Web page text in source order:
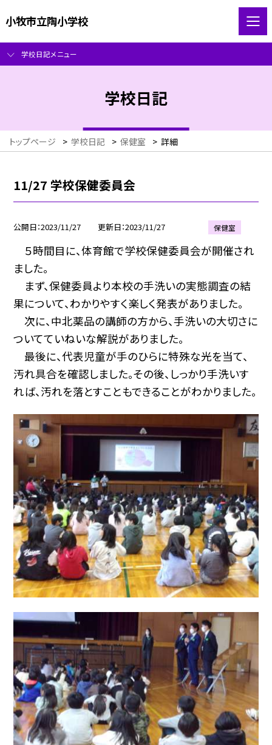
小牧市立陶小学校
学校日記メニュー
学校日記
トップページ > 学校日記 > 保健室 > 詳細
11/27 学校保健委員会
公開日 2023/11/27 更新日 2023/11/27 保健室
５時間目に、体育館で学校保健委員会が開催され
ました。
まず、保健委員より本校の手洗いの実態調査の結
果について、わかりやすく楽しく発表がありました。
次に、中北薬品の講師の方から、手洗いの大切さに
ついてていねいな解説がありました。
最後に、代表児童が手のひらに特殊な光を当て、
汚れ具合を確認しました。その後、しっかり手洗いす
れば、汚れを落とすこともできることがわかりました。